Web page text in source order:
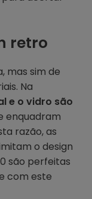
retro
mas sim de
Na
e o vidro são
enquadram
razão, as
o design
são perfeitas
com este